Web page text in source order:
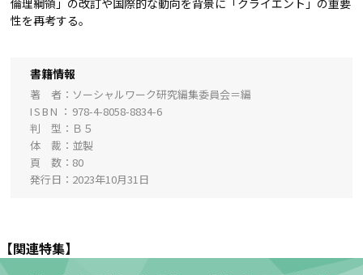
倫理綱領」の改訂や国際的な動向を背景に「クライエント」の重要
性を再考する。
書籍情報
著 者
ソーシャルワーク研究編集委員会＝編
ISBN
978-4-8058-8834-6
判 型
Ｂ５
体 裁
並製
頁 数
80
発行日
2023年10月31日
【関連特集】